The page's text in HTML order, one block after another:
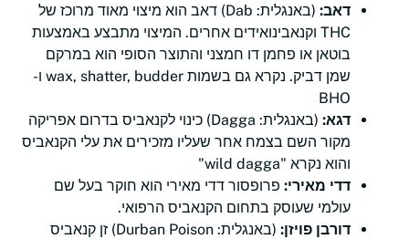
דאב:
(באנגלית: Dab) דאב הוא מיצוי מאוד מרוכז של
THC וקנאבינואידים אחרים. המיצוי מתבצע באמצעות
בוטאן או פחמן דו חמצני והתוצר הסופי הוא במרקם
שמן דביק. נקרא גם בשמות wax, shatter, budder ו-
BHO
דגא:
(באנגלית: Dagga) כינוי לקנאביס בדרום אפריקה
מקור השם בצמח אחר שעליו מזכירים את עלי הקנאביס
והוא נקרא "wild dagga"
דדי מאירי: פרופסור דדי מאירי הוא חוקר בעל שם
עולמי שעוסק בתחום הקנאביס הרפואי.
דורבן פויזן:
(באנגלית: Durban Poison) זן קנאביס